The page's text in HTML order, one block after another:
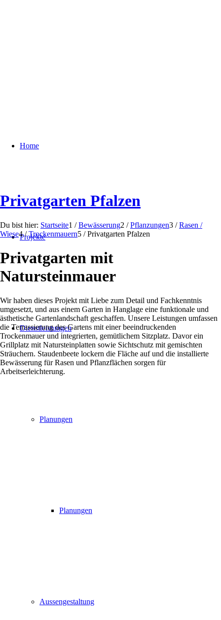
Home
Projekte
Dienstleistungen
Planungen
Planungen
Aussengestaltung
Privatgarten Pfalzen
Du bist hier: Startseite1 / Bewässerung2 / Pflanzungen3 / Rasen /
Wiese4 / Trockenmauern5 / Privatgarten Pfalzen
Privatgarten mit
Natursteinmauer
Wir haben dieses Projekt mit Liebe zum Detail und Fachkenntnis
umgesetzt, und aus einem Garten in Hanglage eine funktionale und
ästhetische Gartenlandschaft geschaffen. Unsere Leistungen umfassen
die Terrassierung des Gartens mit einer beeindruckenden
Trockenmauer und integrierten, gemütlichem Sitzplatz. Davor ein
Grillplatz mit Natursteinplatten sowie Sichtschutz mit gemischten
Sträuchern. Staudenbeete lockern die Fläche auf und die installierte
Bewässerung für Rasen und Pflanzflächen sorgen für
Arbeitserleichterung.